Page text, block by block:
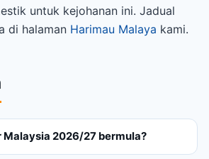
untuk kejohanan ini. Jadual
di halaman Harimau Malaya kami.
Malaysia 2026/27 bermula?